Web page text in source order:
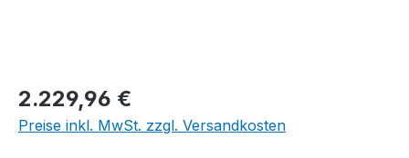
Regulärer Preis:
2.229,96 €
Preise inkl. MwSt. zzgl. Versandkosten